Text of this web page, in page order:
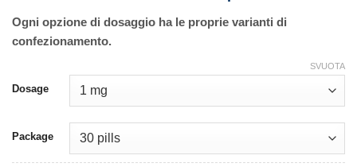
Ogni opzione di dosaggio ha le proprie varianti di
confezionamento.
Dosage
Package
SVUOTA